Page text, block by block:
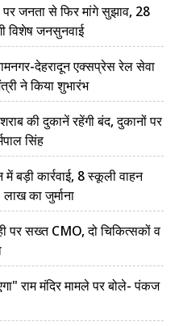
पर जनता से फिर मांगे सुझाव, 28
विशेष जनसुनवाई
देहरादून एक्सप्रेस रेल सेवा
ने किया शुभारंभ
की दुकानें रहेंगी बंद, दुकानों पर
सिंह
बड़ी कार्रवाई, 8 स्कूली वाहन
का जुर्माना
पर सख्त CMO, दो चिकित्सकों व
राम मंदिर मामले पर बोले- पंकज